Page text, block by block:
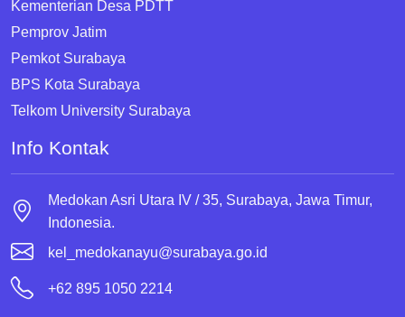
Kementerian Desa PDTT
Pemprov Jatim
Pemkot Surabaya
BPS Kota Surabaya
Telkom University Surabaya
Info Kontak
Medokan Asri Utara IV / 35, Surabaya, Jawa Timur,
Indonesia.
kel_medokanayu@surabaya.go.id
+62 895 1050 2214